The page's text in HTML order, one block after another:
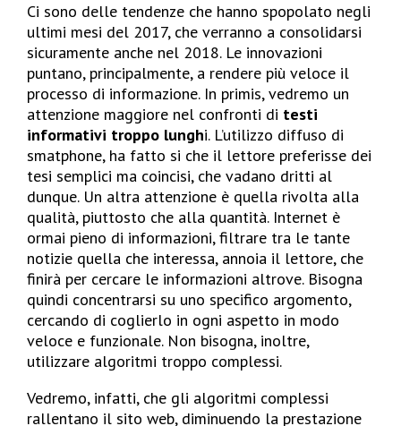
Ci sono delle tendenze che hanno spopolato negli
ultimi mesi del 2017, che verranno a consolidarsi
sicuramente anche nel 2018. Le innovazioni
puntano, principalmente, a rendere più veloce il
processo di informazione. In primis, vedremo un
attenzione maggiore nel confronti di testi
informativi troppo lunghi. L’utilizzo diffuso di
smatphone, ha fatto si che il lettore preferisse dei
tesi semplici ma coincisi, che vadano dritti al
dunque. Un altra attenzione è quella rivolta alla
qualità, piuttosto che alla quantità. Internet è
ormai pieno di informazioni, filtrare tra le tante
notizie quella che interessa, annoia il lettore, che
finirà per cercare le informazioni altrove. Bisogna
quindi concentrarsi su uno specifico argomento,
cercando di coglierlo in ogni aspetto in modo
veloce e funzionale. Non bisogna, inoltre,
utilizzare algoritmi troppo complessi.
Vedremo, infatti, che gli algoritmi complessi
rallentano il sito web, diminuendo la prestazione